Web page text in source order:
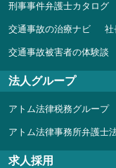
刑事事件弁護士カタログ
交通事故の治療ナビ 社
交通事故被害者の体験談
法人グループ
アトム法律税務グループ
アトム法律事務所弁護士
求人採用